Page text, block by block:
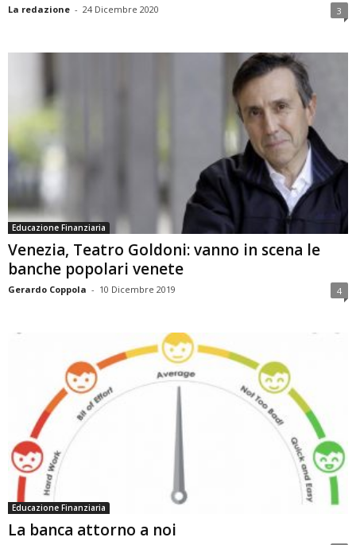
La redazione - 24 Dicembre 2020 3
Educazione Finanziaria
Venezia, Teatro Goldoni: vanno in scena le
banche popolari venete
Gerardo Coppola - 10 Dicembre 2019 4
Educazione Finanziaria
La banca attorno a noi